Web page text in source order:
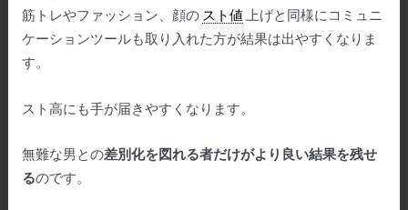
筋トレやファッション、顔の スト値 上げと同様にコミュニ
ケーションツールも取り入れた方が結果は出やすくなりま
す。
スト高にも手が届きやすくなります。
無難な男との差別化を図れる者だけがより良い結果を残せ
るのです。